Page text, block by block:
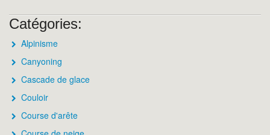
Catégories:
Alpinisme
Canyoning
Cascade de glace
Couloir
Course d'arête